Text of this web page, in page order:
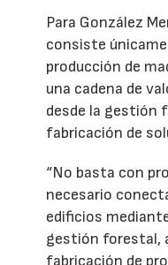
Para González
consiste
producción de
una cadena de
desde la gestión
fabricación de
“No basta con
necesario
edificios
gestión forestal,
fabricación de